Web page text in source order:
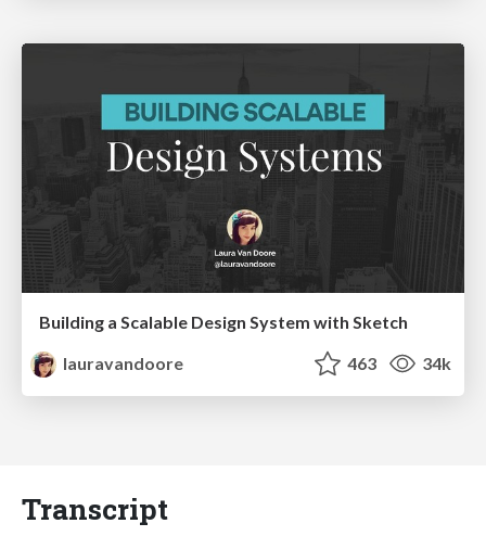
Building a Scalable Design System with Sketch
lauravandoore
463 34k
Transcript